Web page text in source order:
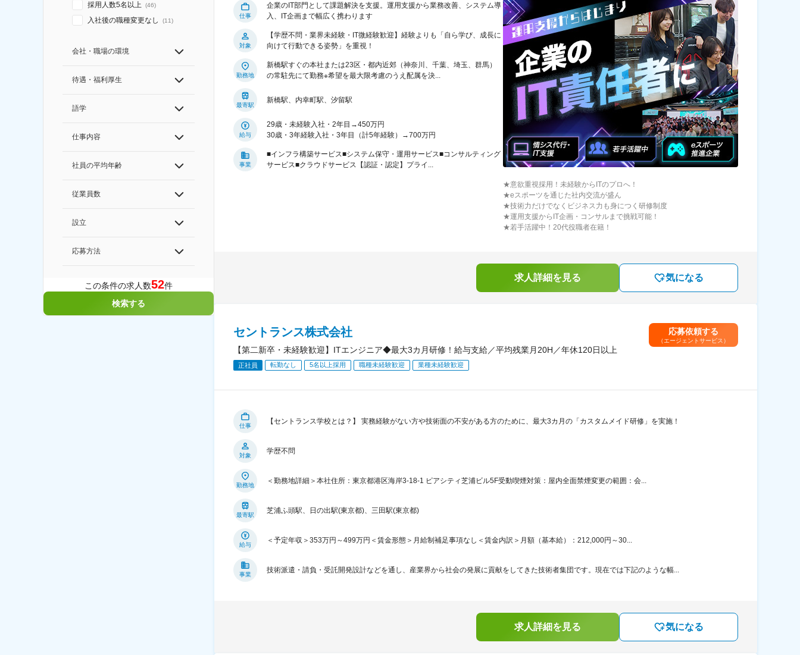
採用人数5名以上 (46)
入社後の職種変更なし (11)
会社・職場の環境
待遇・福利厚生
語学
仕事内容
社員の平均年齢
従業員数
設立
応募方法
この条件の求人数52件
検索する
仕事
企業のIT部門として課題解決を支援。運用支援から業務改善、システム導
入、IT企画まで幅広く携わります
対象
【学歴不問・業界未経験・IT微経験歓迎】経験よりも「自ら学び、成長に
向けて行動できる姿勢」を重視！
勤務地
新橋駅すぐの本社または23区・都内近郊（神奈川、千葉、埼玉、群馬）
の常駐先にて勤務※希望を最大限考慮のうえ配属を決...
最寄駅
新橋駅、内幸町駅、汐留駅
給与
29歳・未経験入社・2年目→450万円
30歳・3年経験入社・3年目（計5年経験）→700万円
事業
■インフラ構築サービス■システム保守・運用サービス■コンサルティング
サービス■クラウドサービス【認証・認定】プライ...
★意欲重視採用！未経験からITのプロへ！
★eスポーツを通じた社内交流が盛ん
★技術力だけでなくビジネス力も身につく研修制度
★運用支援からIT企画・コンサルまで挑戦可能！
★若手活躍中！20代役職者在籍！
求人詳細を見る 気になる
セントランス株式会社
【第二新卒・未経験歓迎】ITエンジニア◆最大3カ月研修！給与支給／平均残業月20H／年休120日以上
正社員 転勤なし 5名以上採用 職種未経験歓迎 業種未経験歓迎
応募依頼する
（エージェントサービス）
仕事
【セントランス学校とは？】 実務経験がない方や技術面の不安がある方のために、最大3カ月の「カスタムメイド研修」を実施！
対象
学歴不問
勤務地
＜勤務地詳細＞本社住所：東京都港区海岸3-18-1 ピアシティ芝浦ビル5F受動喫煙対策：屋内全面禁煙変更の範囲：会...
最寄駅
芝浦ふ頭駅、日の出駅(東京都)、三田駅(東京都)
給与
＜予定年収＞353万円～499万円＜賃金形態＞月給制補足事項なし＜賃金内訳＞月額（基本給）：212,000円～30...
事業
技術派遣・請負・受託開発設計などを通し、産業界から社会の発展に貢献をしてきた技術者集団です。現在では下記のような幅...
求人詳細を見る 気になる